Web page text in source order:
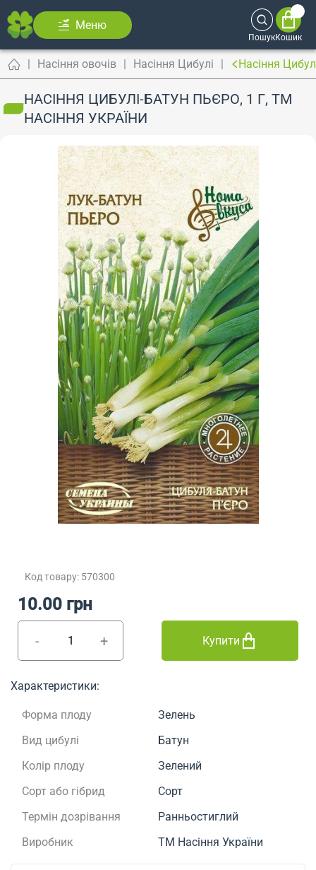
Меню
ПошукКошик
Насіння овочів Насіння Цибулі Насіння
НАСІННЯ ЦИБУЛІ-БАТУН ПЬЄРО, 1 Г, ТМ
НАСІННЯ УКРАЇНИ
Код товару: 570300
- +
10.00 грн
Купити
Характеристики:
Форма плоду
Зелень
Вид цибулі
Батун
Колір плоду
Зелений
Сорт або гібрид
Сорт
Термін дозрівання
Ранньостиглий
Виробник
ТМ Насіння України